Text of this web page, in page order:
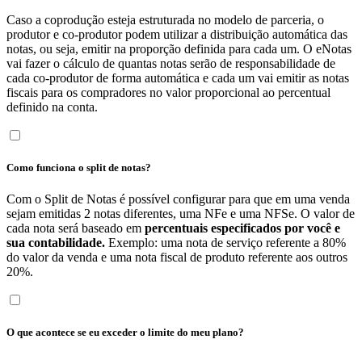
Caso a coprodução esteja estruturada no modelo de parceria, o
produtor e co-produtor podem utilizar a distribuição automática das
notas, ou seja, emitir na proporção definida para cada um. O eNotas
vai fazer o cálculo de quantas notas serão de responsabilidade de
cada co-produtor de forma automática e cada um vai emitir as notas
fiscais para os compradores no valor proporcional ao percentual
definido na conta.
Como funciona o split de notas?
Com o Split de Notas é possível configurar para que em uma venda
sejam emitidas 2 notas diferentes, uma NFe e uma NFSe. O valor de
cada nota será baseado em percentuais especificados por você e
sua contabilidade. Exemplo: uma nota de serviço referente a 80%
do valor da venda e uma nota fiscal de produto referente aos outros
20%.
O que acontece se eu exceder o limite do meu plano?